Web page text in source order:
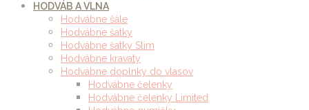
HODVÁB A VLNA
Hodvábne šále
Hodvábne šatky
Hodvábne šatky Slim
Hodvábne kravaty
Hodvábne doplnky do vlasov
Hodvábne čelenky
Hodvábne čelenky Limited